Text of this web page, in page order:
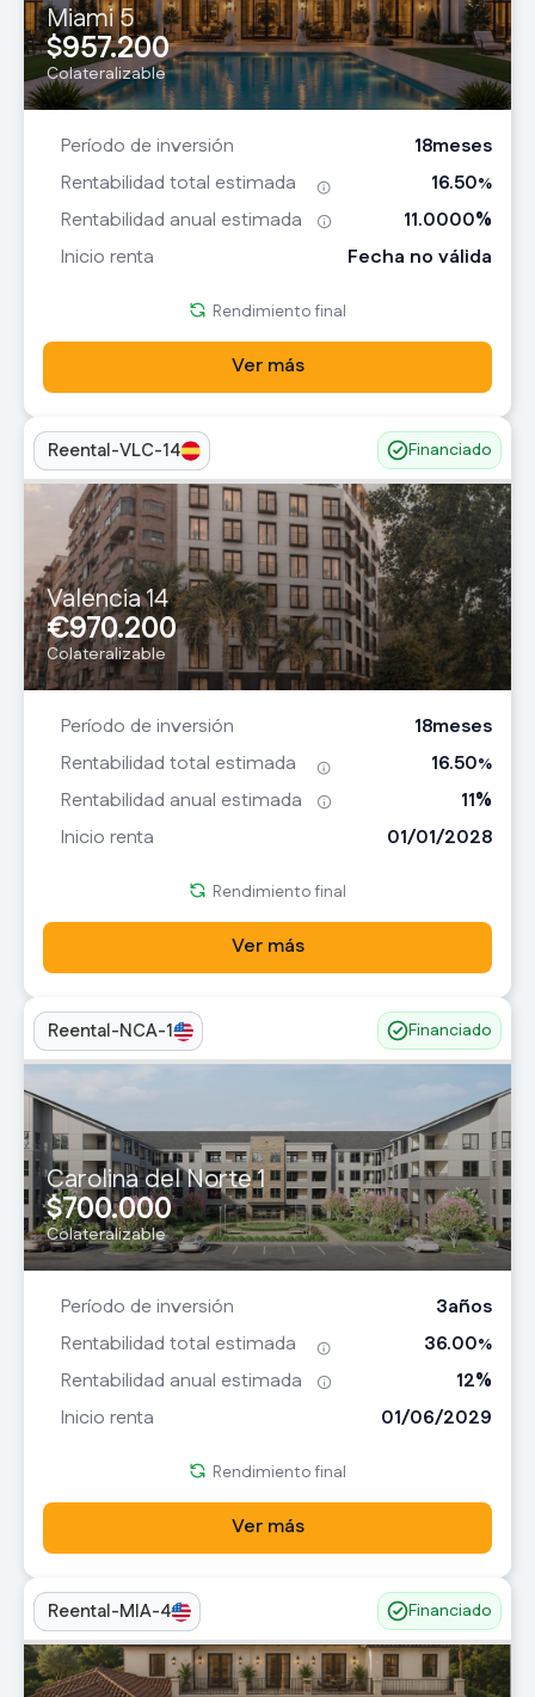
Miami 5
957.200
$
Colateralizable
Período de inversión 18meses
Rentabilidad total estimada
16.50%
Rentabilidad anual estimada 11.0000%
Inicio renta
Fecha no válida
Rendimiento final
Ver más
Reental-VLC-14 Financiado
Valencia 14
€970.200
Colateralizable
Período de inversión 18meses
Rentabilidad total estimada
16.50%
Rentabilidad anual estimada 11%
Inicio renta
01/01/2028
Rendimiento final
Ver más
Reental-NCA-1 Financiado
Carolina del Norte 1
700.000
$
Colateralizable
Período de inversión 3años
Rentabilidad total estimada
36.00%
Rentabilidad anual estimada 12%
Inicio renta
01/06/2029
Rendimiento final
Ver más
Reental-MIA-4 Financiado